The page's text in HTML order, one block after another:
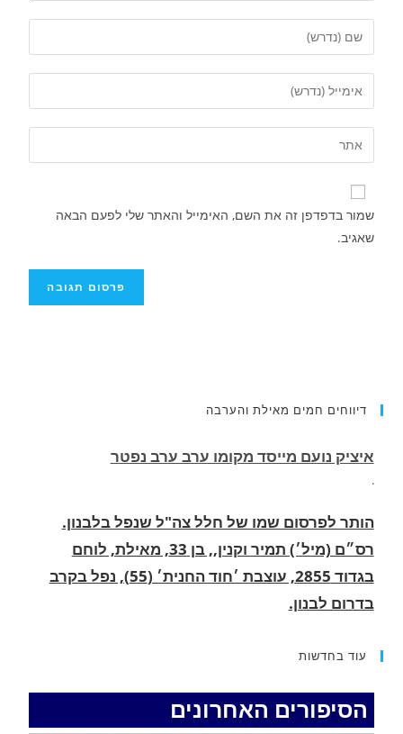
שמור בדפדפן זה את השם, האימייל והאתר שלי לפעם הבאה
שאגיב.
דיווחים חמים מאילת והערבה
הותר לפרסום שמו של חלל צה"ל שנפל בלבנון.
בגדוד 2855, עוצבת ׳חוד החנית׳ (55), נפל בקרב
בדרום לבנון.
.
החופשה המשפחתית שהפכה למסע גניבות: הוגשו
למסע גניבות באילת.
האדמה רועדת- סדרת רעידות אדמה בחצי האי סיני
עוד בחדשות
הסיפורים האחרונים